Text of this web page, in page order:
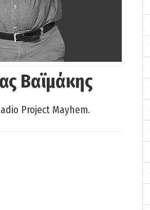
Βαϊμάκης
Project Mayhem.